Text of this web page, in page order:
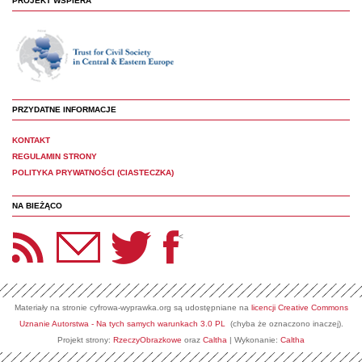
PRZYDATNE INFORMACJE
KONTAKT
REGULAMIN STRONY
POLITYKA PRYWATNOŚCI (CIASTECZKA)
NA BIEŻĄCO
Panoptyka Facebook <
Materiały na stronie cyfrowa-wyprawka.org są udostępniane na licencji Creative Commons
Uznanie Autorstwa - Na tych samych warunkach 3.0 PL
(chyba że oznaczono inaczej).
Projekt strony: RzeczyObrazkowe oraz Caltha | Wykonanie: Caltha